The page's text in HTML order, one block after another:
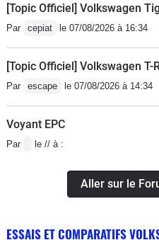
[Topic Officiel] Volkswagen
Par cepiat le 07/08/2026 à 16:34
[Topic Officiel] Volkswagen T-
Par escape le 07/08/2026 à 14:34
Voyant EPC
Par le // à :
Aller sur le
ESSAIS ET COMPARATIFS